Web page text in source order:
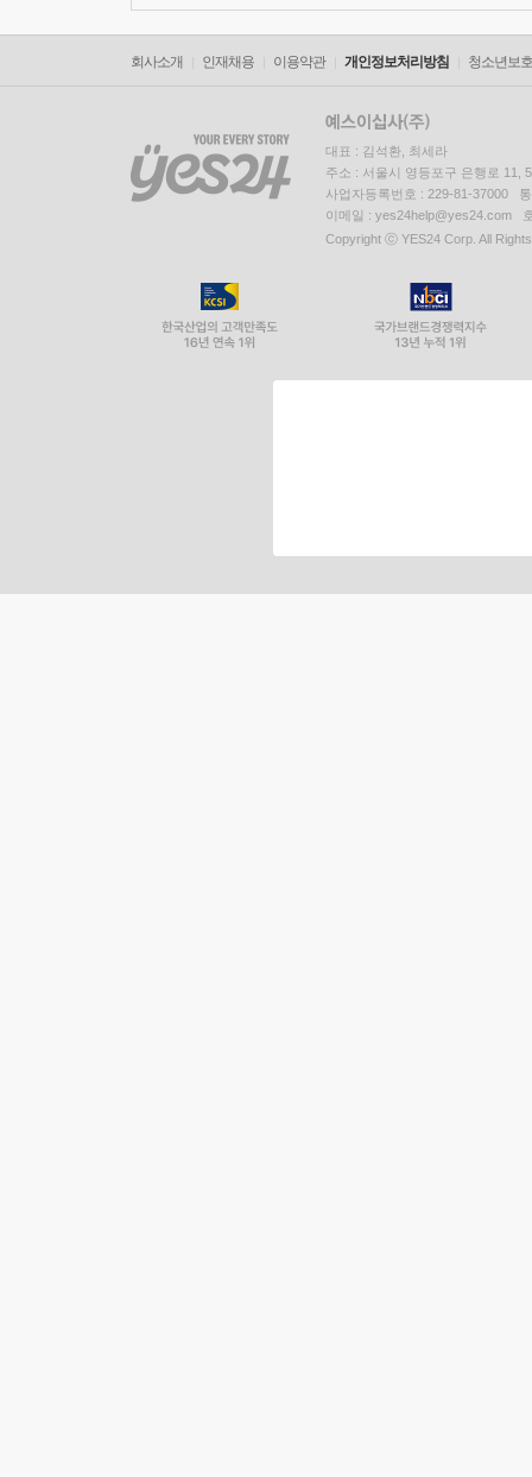
회사소개 인재채용 이용약관 개인정보처리방침 청소년보
대표 : 김석환, 최세라
주소 : 서울시 영등포구 은행로 11,
사업자등록번호 : 229-81-37000
이메일 : yes24help@yes24.com
Copyright ⓒ YES24 Corp. All